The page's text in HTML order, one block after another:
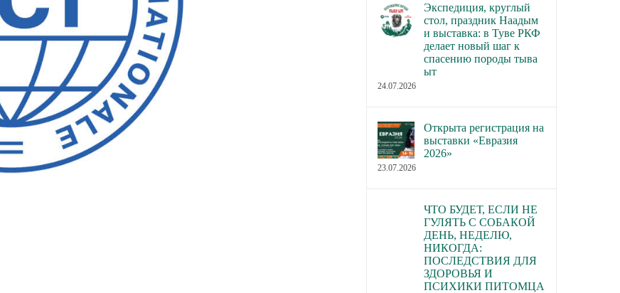
Экспедиция, круглый
стол, праздник Наадым
и выставка: в Туве РКФ
делает новый шаг к
спасению породы тыва
ыт
24.07.2026
Открыта регистрация на
выставки «Евразия
2026»
23.07.2026
ЧТО БУДЕТ, ЕСЛИ НЕ
ГУЛЯТЬ С СОБАКОЙ
ДЕНЬ, НЕДЕЛЮ,
НИКОГДА:
ПОСЛЕДСТВИЯ ДЛЯ
ЗДОРОВЬЯ И
ПСИХИКИ ПИТОМЦА